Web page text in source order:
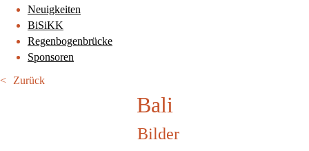
Neuigkeiten
BiSiKK
Regenbogenbrücke
Sponsoren
Zurück
Bali
Bilder